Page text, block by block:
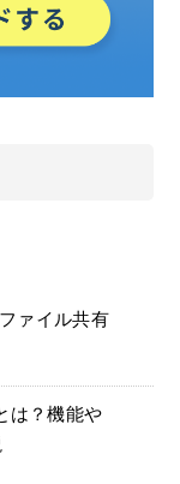
ァイル共有
は？機能や